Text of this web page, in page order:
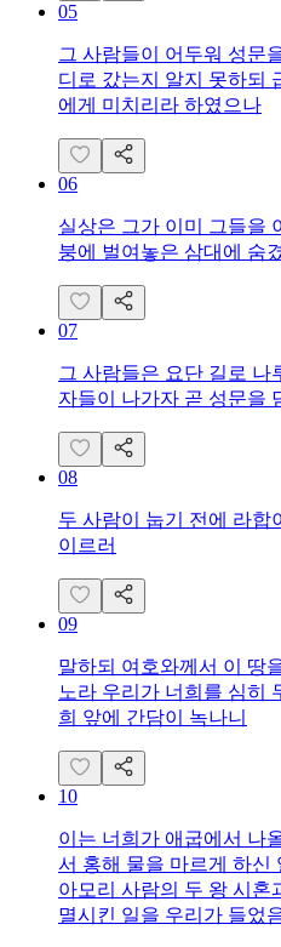
05
그 사람들이 어두워 성문
디로 갔는지 알지 못하되
에게 미치리라 하였으나
06
실상은 그가 이미 그들을
붕에 벌여놓은 삼대에 숨
07
그 사람들은 요단 길로 나
자들이 나가자 곧 성문을
08
두 사람이 눕기 전에 라합
이르러
09
말하되 여호와께서 이 땅
노라 우리가 너희를 심히
희 앞에 간담이 녹나니
10
이는 너희가 애굽에서 나
서 홍해 물을 마르게 하신
아모리 사람의 두 왕 시혼
멸시킨 일을 우리가 들었